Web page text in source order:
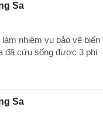
Sa
nhiệm vụ bảo vệ biển
đã cứu sống được 3 phi
Sa